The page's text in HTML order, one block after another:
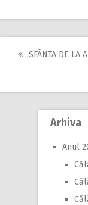
„SFÂNTA DE LA
Arhiva
Anul